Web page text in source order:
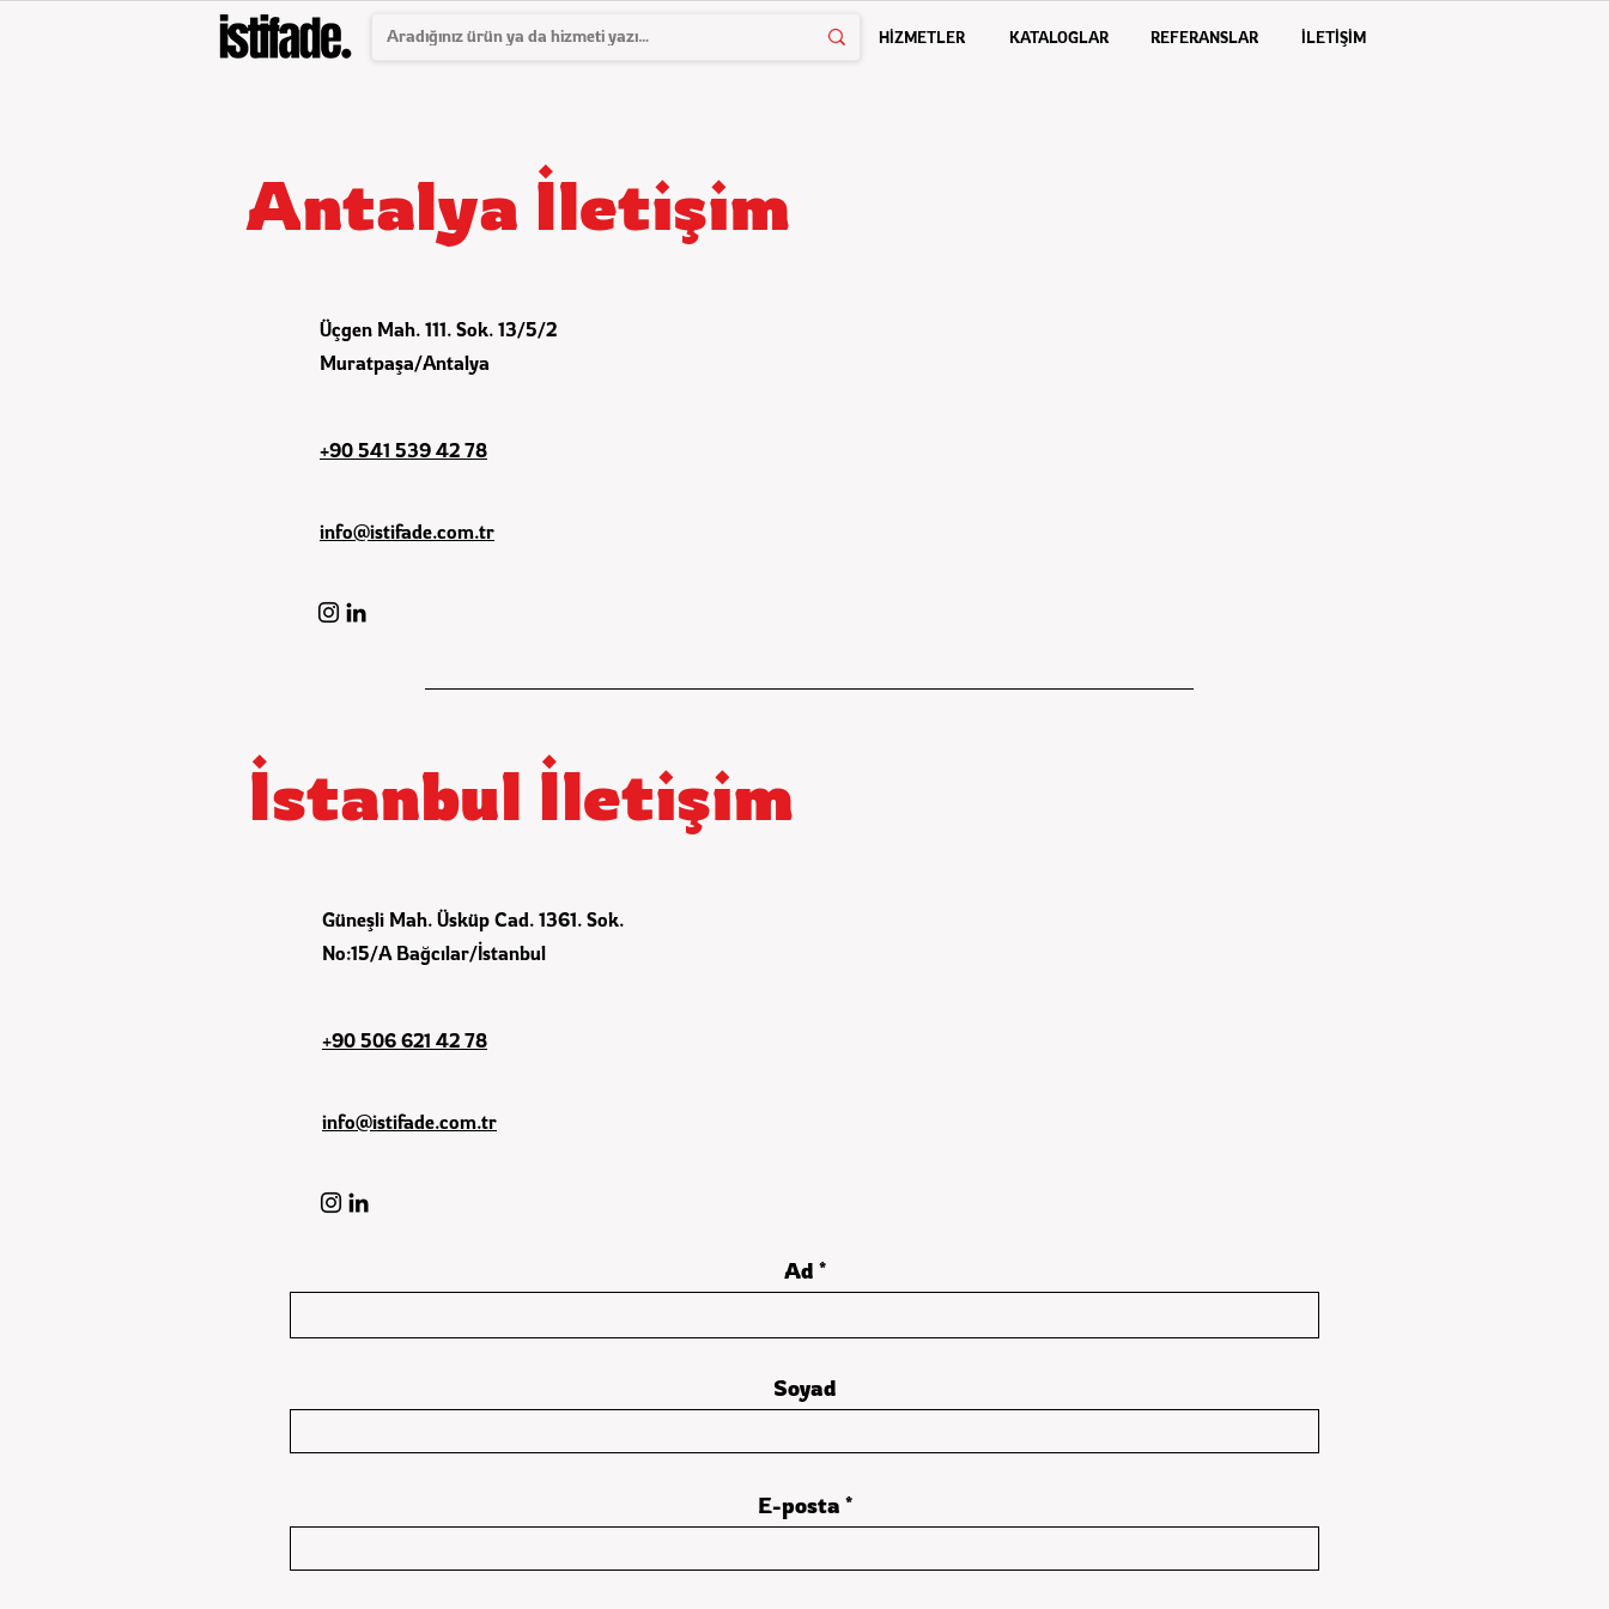
HİZMETLER KATALOGLAR REFERANSLAR İLETİŞİM
Antalya İletişim
Üçgen Mah. 111. Sok. 13/5/2
Muratpaşa/Antalya
+90 541 539 42 78
info@istifade.com.tr
İstanbul İletişim
Güneşli Mah. Üsküp Cad. 1361. Sok.
No:15/A Bağcılar/İstanbul
+90 506 621 42 78
info@istifade.com.tr
Ad
Soyad
E-posta